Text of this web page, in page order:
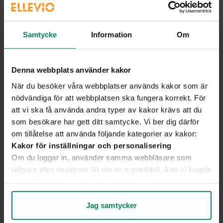
Samtycke Information Om
Denna webbplats använder kakor
När du besöker våra webbplatser används kakor som är
nödvändiga för att webbplatsen ska fungera korrekt. För
att vi ska få använda andra typer av kakor krävs att du
som besökare har gett ditt samtycke. Vi ber dig därför
om tillåtelse att använda följande kategorier av kakor:
Kakor för inställningar och personalisering
Om du loggar in, använder samma webbläsare som
tidigare eller navigerar hit via en e-postlänk, kan vi koppla
personlig upplevelse på webbplatsen och i vår
Kakor för statistik och analys av användarbeteende
Jag samtycker
Bor: Stockholm
Bäst med att jobba påEllevio:Möjligheterna till
att utvecklas